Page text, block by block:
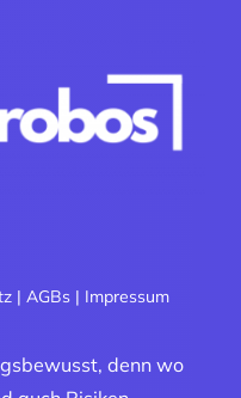
| AGBs| Impressum
denn wo